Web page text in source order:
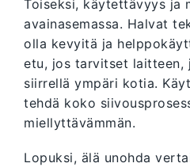
Toiseksi, käytettävyys ja
avainasemassa. Halvat
olla kevyitä ja
etu, jos tarvitset laitteen,
siirrellä ympäri kotia.
tehdä koko
miellyttävämmän.
Lopuksi, älä unohda